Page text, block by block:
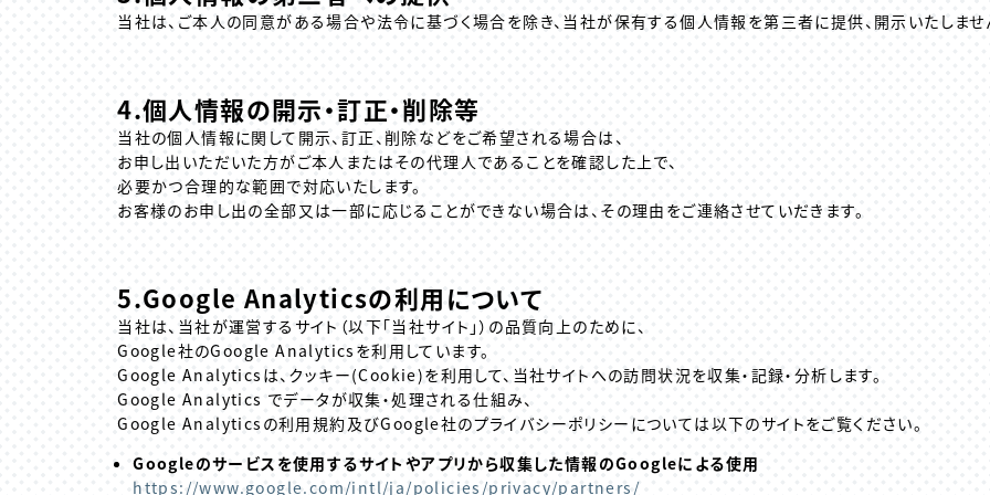
当社は、ご本人の同意がある場合や法令に基づく場合を除き、当社が保有する個人情報を第三者に提供、開示いたしませ
4.個人情報の開示・訂正・削除等
当社の個人情報に関して開示、訂正、削除などをご希望される場合は、
お申し出いただいた方がご本人またはその代理人であることを確認した上で、
必要かつ合理的な範囲で対応いたします。
お客様のお申し出の全部又は一部に応じることができない場合は、その理由をご連絡させていだきます。
5.Google Analyticsの利用について
当社は、当社が運営するサイト（以下「当社サイト」）の品質向上のために、
Google社のGoogle Analyticsを利用しています。
Google Analyticsは、クッキー(Cookie)を利用して、当社サイトへの訪問状況を収集・記録・分析します。
Google Analytics でデータが収集・処理される仕組み、
Google Analyticsの利用規約及びGoogle社のプライバシーポリシーについては以下のサイトをご覧ください。
Googleのサービスを使用するサイトやアプリから収集した情報のGoogleによる使用
https://www.google.com/intl/ja/policies/privacy/partners/